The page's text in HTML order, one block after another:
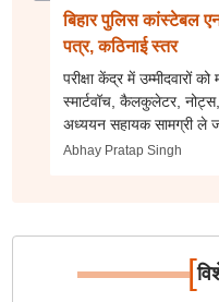
बिहार पुलिस कांस्टेबल
पत्र, कठिनाई स्तर
परीक्षा केंद्र में उम्मीदवारों
स्मार्टवॉच, कैलकुलेटर,
अध्ययन सहायक सामग्री ले
Abhay Pratap Singh
[